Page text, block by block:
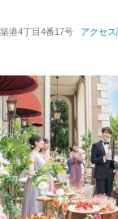
対応人数: 着席：20
港4丁目4番17号 アクセ